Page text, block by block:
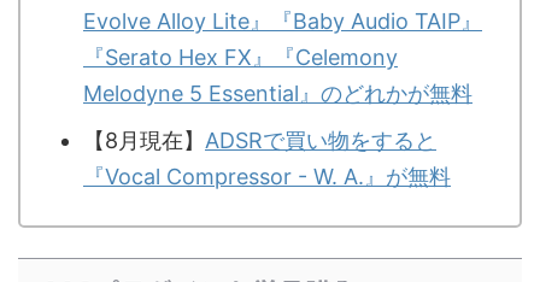
Evolve Alloy Lite』『Baby Audio TAIP』
『Serato Hex FX』『Celemony
Melodyne 5 Essential』のどれかが無料
【8月現在】 ADSRで買い物をすると
『Vocal Compressor - W. A.』が無料